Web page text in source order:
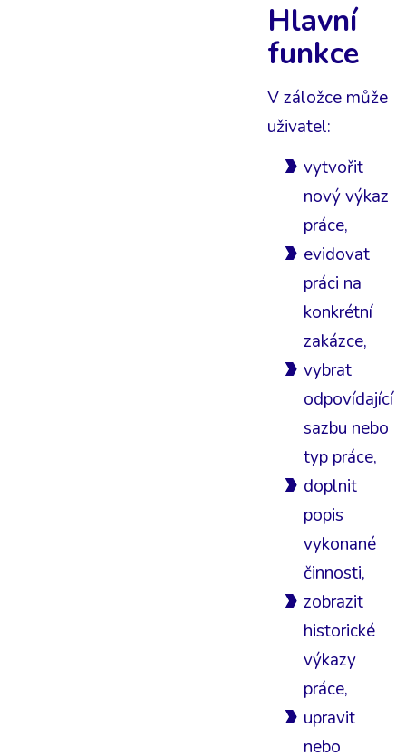
Hlavní
funkce
V záložce může
uživatel:
vytvořit
nový výkaz
práce,
evidovat
práci na
konkrétní
zakázce,
vybrat
odpovídající
sazbu nebo
typ práce,
doplnit
popis
vykonané
činnosti,
zobrazit
historické
výkazy
práce,
upravit
nebo